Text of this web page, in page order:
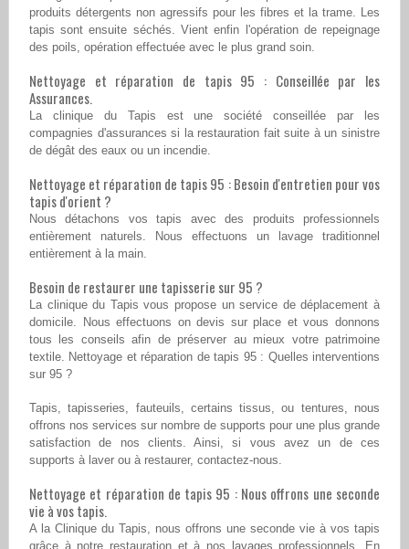
produits détergents non agressifs pour les fibres et la trame. Les
tapis sont ensuite séchés. Vient enfin l'opération de repeignage
des poils, opération effectuée avec le plus grand soin.
Nettoyage et réparation de tapis 95 : Conseillée par les
Assurances.
La clinique du Tapis est une société conseillée par les
compagnies d'assurances si la restauration fait suite à un sinistre
de dégât des eaux ou un incendie.
Nettoyage et réparation de tapis 95 : Besoin d'entretien pour vos
tapis d'orient ?
Nous détachons vos tapis avec des produits professionnels
entièrement naturels. Nous effectuons un lavage traditionnel
entièrement à la main.
Besoin de restaurer une tapisserie sur 95 ?
La clinique du Tapis vous propose un service de déplacement à
domicile. Nous effectuons on devis sur place et vous donnons
tous les conseils afin de préserver au mieux votre patrimoine
textile. Nettoyage et réparation de tapis 95 : Quelles interventions
sur 95 ?
Tapis, tapisseries, fauteuils, certains tissus, ou tentures, nous
offrons nos services sur nombre de supports pour une plus grande
satisfaction de nos clients. Ainsi, si vous avez un de ces
supports à laver ou à restaurer, contactez-nous.
Nettoyage et réparation de tapis 95 : Nous offrons une seconde
vie à vos tapis.
A la Clinique du Tapis, nous offrons une seconde vie à vos tapis
grâce à notre restauration et à nos lavages professionnels. En